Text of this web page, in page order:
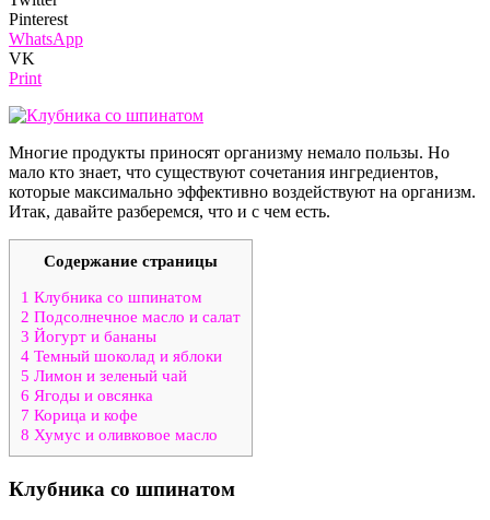
Pinterest
WhatsApp
VK
Print
Многие продукты приносят организму немало пользы. Но
мало кто знает, что существуют сочетания ингредиентов,
которые максимально эффективно воздействуют на организм.
Итак, давайте разберемся, что и с чем есть.
Содержание страницы
1 Клубника со шпинатом
2 Подсолнечное масло и салат
3 Йогурт и бананы
4 Темный шоколад и яблоки
5 Лимон и зеленый чай
6 Ягоды и овсянка
7 Корица и кофе
8 Хумус и оливковое масло
Клубника со шпинатом